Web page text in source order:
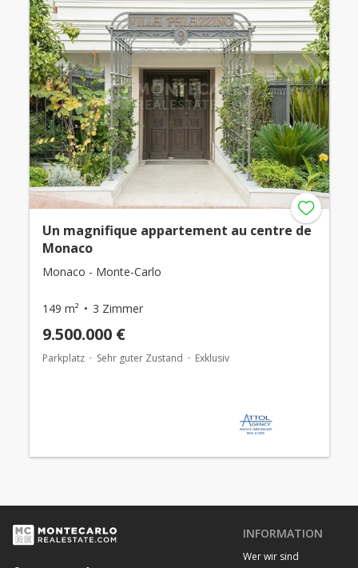
Un magnifique appartement au centre de
Monaco
Monaco - Monte-Carlo
149 m² 3 Zimmer
9.500.000 €
Parkplatz Sehr guter Zustand Exklusiv
INFORMATION
Wer wir sind